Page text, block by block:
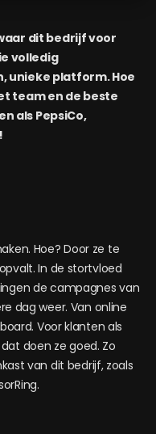
dit bedrijf voor
volledig
unieke platform. Hoe
team en de beste
als PepsiCo,
Hoe? Door ze te
In de stortvloed
de campagnes van
dag weer. Van online
Voor klanten als
doen ze goed. Zo
van dit bedrijf, zoals